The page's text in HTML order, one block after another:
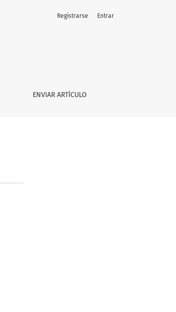
ENVIAR ARTÍCULO
Registrarse Entrar